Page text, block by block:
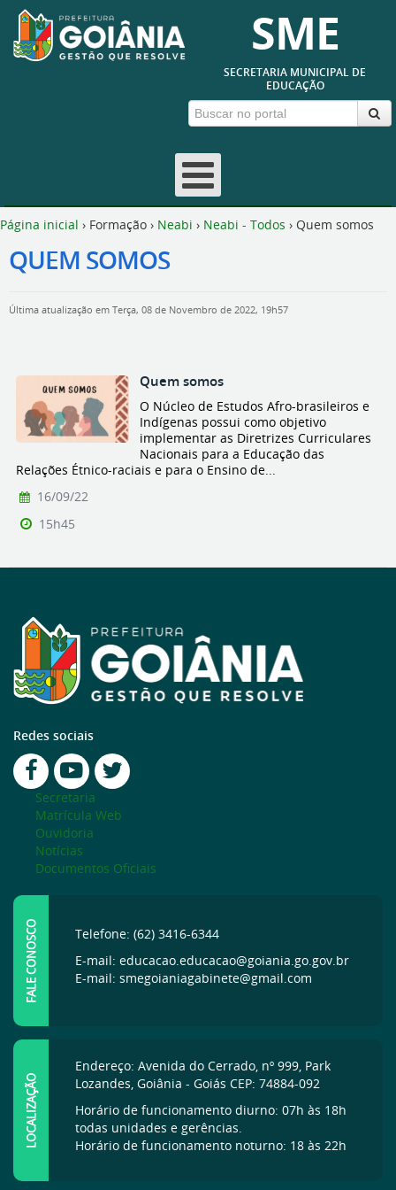
SME
SECRETARIA MUNICIPAL DE
EDUCAÇÃO
Página inicial › Formação › Neabi › Neabi - Todos › Quem somos
QUEM SOMOS
Última atualização em Terça, 08 de Novembro de 2022, 19h57
Quem somos
O Núcleo de Estudos Afro-brasileiros e
Indígenas possui como objetivo
implementar as Diretrizes Curriculares
Nacionais para a Educação das
Relações Étnico-raciais e para o Ensino de...
16/09/22
15h45
Redes sociais
Secretaria
Matrícula Web
Ouvidoria
Notícias
Documentos Oficiais
FALE CONOSCO
Telefone: (62) 3416-6344
E-mail: educacao.educacao@goiania.go.gov.br
E-mail: smegoianiagabinete@gmail.com
LOCALIZAÇÃO
Endereço: Avenida do Cerrado, nº 999, Park
Lozandes, Goiânia - Goiás CEP: 74884-092
Horário de funcionamento diurno: 07h às 18h
todas unidades e gerências.
Horário de funcionamento noturno: 18 às 22h